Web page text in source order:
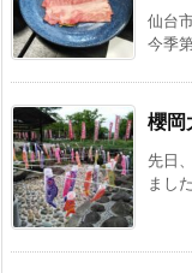
仙台
今季
櫻岡
先日
まし